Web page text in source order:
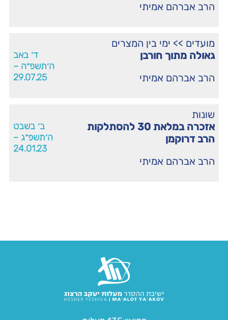
הרב אברהם אמיתי
מועדים >> ימי בין המצרים
גאולה מתוך חורבן
הרב אברהם אמיתי
ד׳ באב
ה׳תשפ״ה –
29.07.25
שונות
אזכרה במלאת 30 להסתלקות
הרב דרוקמן
הרב אברהם אמיתי
ב׳ בשבט
ה׳תשפ״ג –
24.01.23